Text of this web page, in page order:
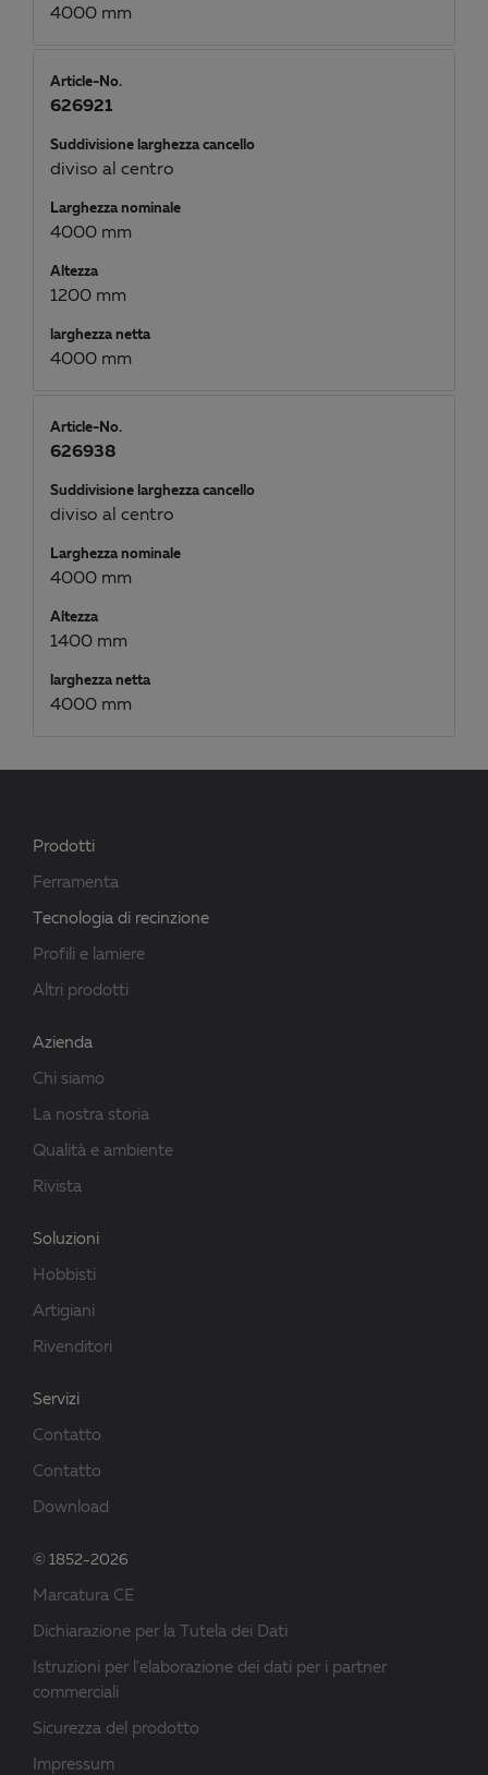
4000 mm
Article-No.
626921
Suddivisione larghezza cancello
diviso al centro
Larghezza nominale
4000 mm
Altezza
1200 mm
larghezza netta
4000 mm
Article-No.
626938
Suddivisione larghezza cancello
diviso al centro
Larghezza nominale
4000 mm
Altezza
1400 mm
larghezza netta
4000 mm
Prodotti
Ferramenta
Tecnologia di recinzione
Profili e lamiere
Altri prodotti
Azienda
Chi siamo
La nostra storia
Qualità e ambiente
Rivista
Soluzioni
Hobbisti
Artigiani
Rivenditori
Servizi
Contatto
Contatto
Download
© 1852-2026
Marcatura CE
Dichiarazione per la Tutela dei Dati
Istruzioni per l'elaborazione dei dati per i partner
commerciali
Sicurezza del prodotto
Impressum